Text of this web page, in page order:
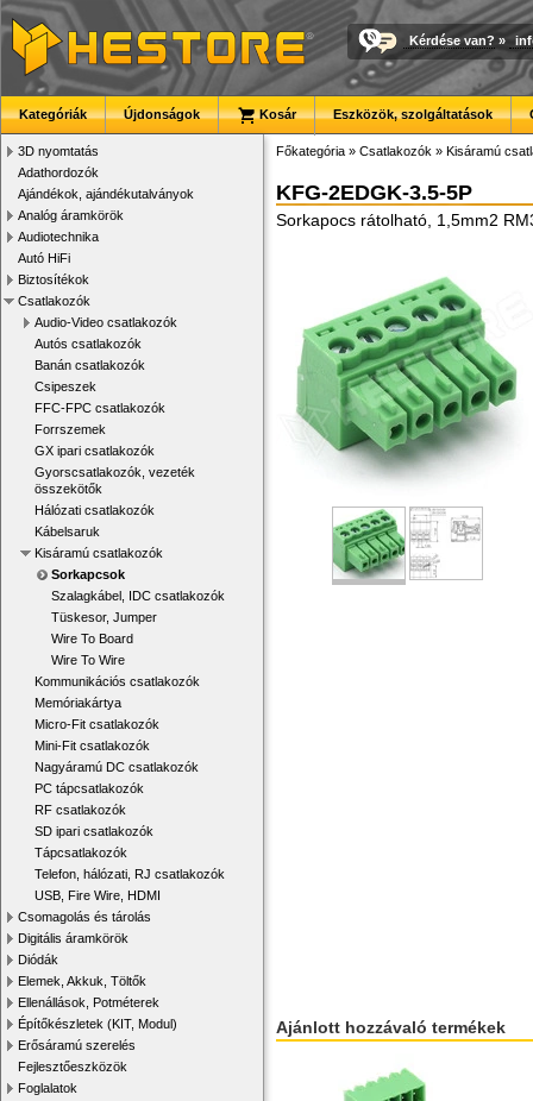
Kérdése van? »
Kategóriák Újdonságok Kosár Eszközök, szolgáltatások
3D nyomtatás
Adathordozók
Ajándékok, ajándékutalványok
Analóg áramkörök
Audiotechnika
Autó HiFi
Biztosítékok
Csatlakozók
Audio-Video csatlakozók
Autós csatlakozók
Banán csatlakozók
Csipeszek
FFC-FPC csatlakozók
Forrszemek
GX ipari csatlakozók
Gyorscsatlakozók, vezeték
összekötők
Hálózati csatlakozók
Kábelsaruk
Kisáramú csatlakozók
Sorkapcsok
Szalagkábel, IDC csatlakozók
Tüskesor, Jumper
Wire To Board
Wire To Wire
Kommunikációs csatlakozók
Memóriakártya
Micro-Fit csatlakozók
Mini-Fit csatlakozók
Nagyáramú DC csatlakozók
PC tápcsatlakozók
RF csatlakozók
SD ipari csatlakozók
Tápcsatlakozók
Telefon, hálózati, RJ csatlakozók
USB, Fire Wire, HDMI
Csomagolás és tárolás
Digitális áramkörök
Diódák
Elemek, Akkuk, Töltők
Ellenállások, Potméterek
Építőkészletek (KIT, Modul)
Erősáramú szerelés
Fejlesztőeszközök
Foglalatok
Főkategória » Csatlakozók » Kisáramú
KFG-2EDGK-3.5-5P
Sorkapocs rátolható, 1,5mm2
Ajánlott hozzávaló termékek